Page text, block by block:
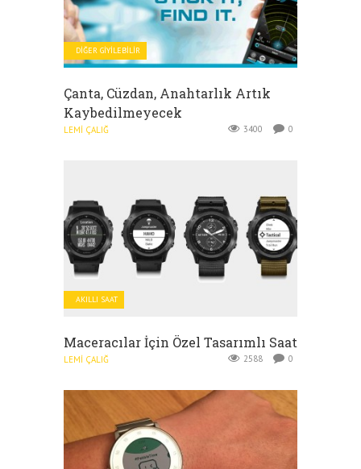
DIĞER GIYILEBILIR
Çanta, Cüzdan, Anahtarlık Artık
Kaybedilmeyecek
LEMI ÇALIĞ 3400 0
AKILLI SAAT
Maceracılar İçin Özel Tasarımlı Saat
LEMI ÇALIĞ 2588 0